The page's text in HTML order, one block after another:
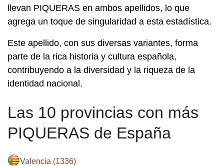
llevan PIQUERAS en ambos apellidos, lo que
agrega un toque de singularidad a esta estadística.
Este apellido, con sus diversas variantes, forma
parte de la rica historia y cultura española,
contribuyendo a la diversidad y la riqueza de la
identidad nacional.
Las 10 provincias con más
PIQUERAS de España
Valencia (1336)